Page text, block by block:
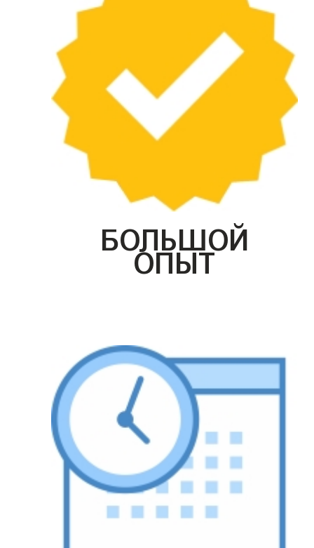
БОЛЬШОЙ
ОПЫТ